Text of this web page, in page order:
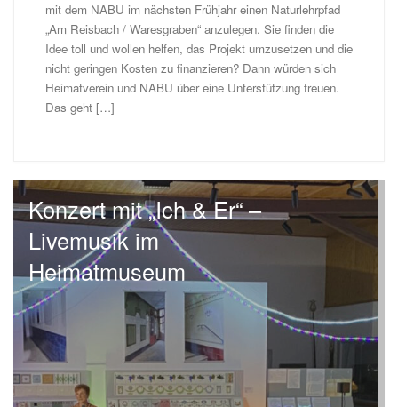
mit dem NABU im nächsten Frühjahr einen Naturlehrpfad
„Am Reisbach / Waresgraben“ anzulegen. Sie finden die
Idee toll und wollen helfen, das Projekt umzusetzen und die
nicht geringen Kosten zu finanzieren? Dann würden sich
Heimatverein und NABU über eine Unterstützung freuen.
Das geht […]
Konzert mit „Ich & Er“ –
Livemusik im
Heimatmuseum